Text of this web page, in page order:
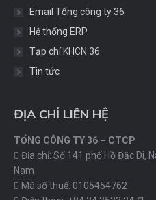
Email Tổng công ty 36
Hệ thống ERP
Tạp chí KHCN 36
Tin tức
ĐỊA CHỈ LIÊN HỆ
TỔNG CÔNG TY 36 – CTCP
Địa chỉ: Số 141 phố Hồ Đắc Di,
Nam
Mã số thuế: 0105454762